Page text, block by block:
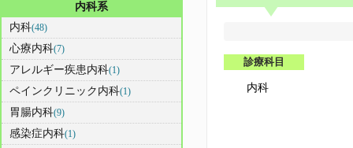
診療科目
内科
内科系
内科(48)
心療内科(7)
アレルギー疾患内科(1)
ペインクリニック内科(1)
胃腸内科(9)
感染症内科(1)